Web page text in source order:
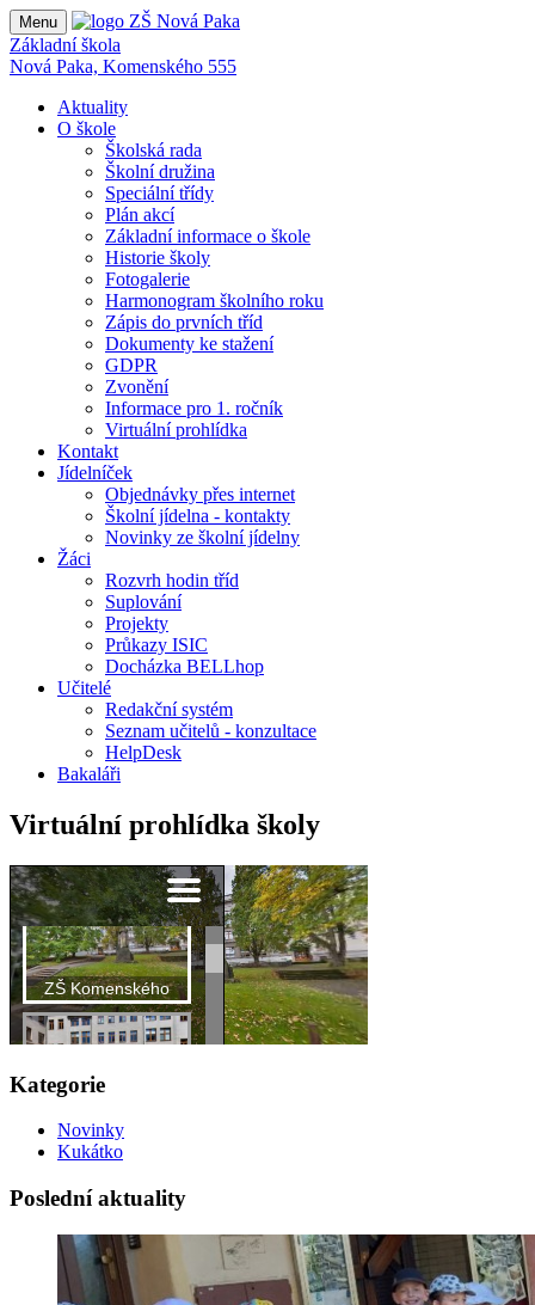
Menu
Základní škola
Nová Paka, Komenského 555
Aktuality
O škole
Školská rada
Školní družina
Speciální třídy
Plán akcí
Základní informace o škole
Historie školy
Fotogalerie
Harmonogram školního roku
Zápis do prvních tříd
Dokumenty ke stažení
GDPR
Zvonění
Informace pro 1. ročník
Virtuální prohlídka
Kontakt
Jídelníček
Objednávky přes internet
Školní jídelna - kontakty
Novinky ze školní jídelny
Žáci
Rozvrh hodin tříd
Suplování
Projekty
Průkazy ISIC
Docházka BELLhop
Učitelé
Redakční systém
Seznam učitelů - konzultace
HelpDesk
Bakaláři
Virtuální prohlídka školy
Kategorie
Novinky
Kukátko
Poslední aktuality